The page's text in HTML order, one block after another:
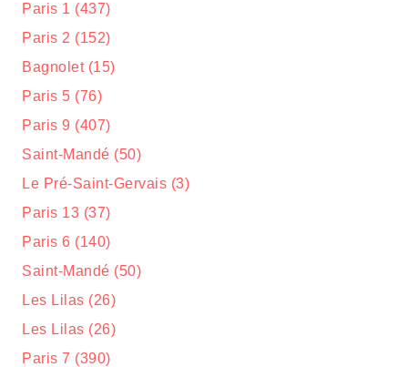
Paris 1 (437)
Paris 2 (152)
Bagnolet (15)
Paris 5 (76)
Paris 9 (407)
Saint-Mandé (50)
Le Pré-Saint-Gervais (3)
Paris 13 (37)
Paris 6 (140)
Saint-Mandé (50)
Les Lilas (26)
Les Lilas (26)
Paris 7 (390)